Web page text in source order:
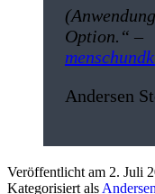
Option.“ –
Andersen
Veröffentlicht am 2. Juli
Kategorisiert als